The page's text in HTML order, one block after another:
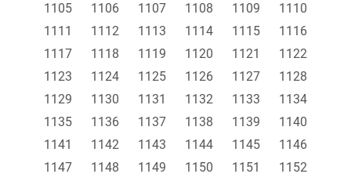
1105
1106 1107 1108 1109
1110
1111
1112 1113 1114 1115
1116
1117
1118 1119 1120 1121
1122
1123
1124 1125 1126 1127
1128
1129
1130 1131 1132 1133
1134
1135
1136 1137 1138 1139
1140
1141
1142 1143 1144 1145
1146
1147
1148 1149 1150 1151 1152